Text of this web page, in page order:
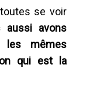
se voir
aussi avons
les mêmes
qui est la